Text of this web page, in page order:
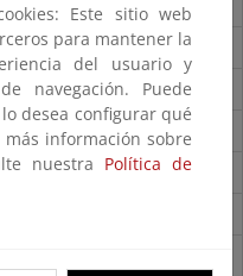
2022
Este sitio web
para mantener la
del usuario y
navegación. Puede
desea configurar qué
información sobre
nuestra Política de